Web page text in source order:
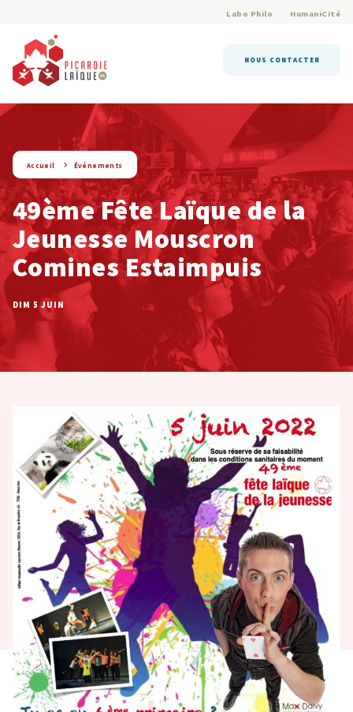
Labo Philo HumaniCité
NOUS CONTACTER
string(9) « evenement »
Accueil Événements
49ème Fête Laïque de la
Jeunesse Mouscron
Comines Estaimpuis
DIM 5 JUIN